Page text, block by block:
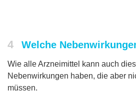
4 Welche
Wie alle Arzneimittel kann auch
Nebenwirkungen haben, die aber
müssen.